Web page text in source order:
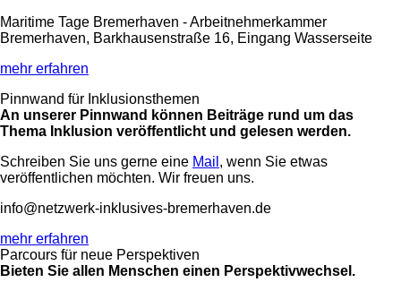
Maritime Tage Bremerhaven - Arbeitnehmerkammer
Bremerhaven, Barkhausenstraße 16, Eingang Wasserseite
mehr erfahren
Pinnwand für Inklusionsthemen
An unserer Pinnwand können Beiträge rund um das
Thema Inklusion veröffentlicht und gelesen werden.
Schreiben Sie uns gerne eine Mail , wenn Sie etwas
veröffentlichen möchten. Wir freuen uns.
info@netzwerk-inklusives-bremerhaven.de
mehr erfahren
Parcours für neue Perspektiven
Bieten Sie allen Menschen einen Perspektivwechsel.